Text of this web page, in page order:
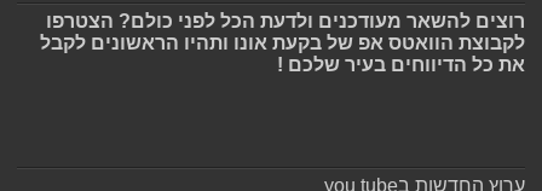
רוצים להשאר מעודכנים ולדעת הכל לפני כולם? הצטרפו
לקבוצת הוואטס אפ של בקעת אונו ותהיו הראשונים לקבל
את כל הדיווחים בעיר שלכם !
ערוץ החדשות בyou tube